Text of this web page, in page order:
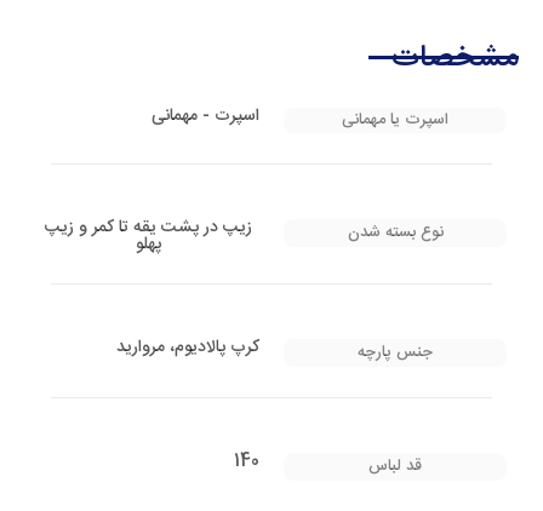
مشخصات
اسپرت یا مهمانی اسپرت - مهمانی
نوع بسته شدن زیپ در پشت یقه تا کمر و زیپ
پهلو
جنس پارچه کرپ پالادیوم، مروارید
قد لباس 140